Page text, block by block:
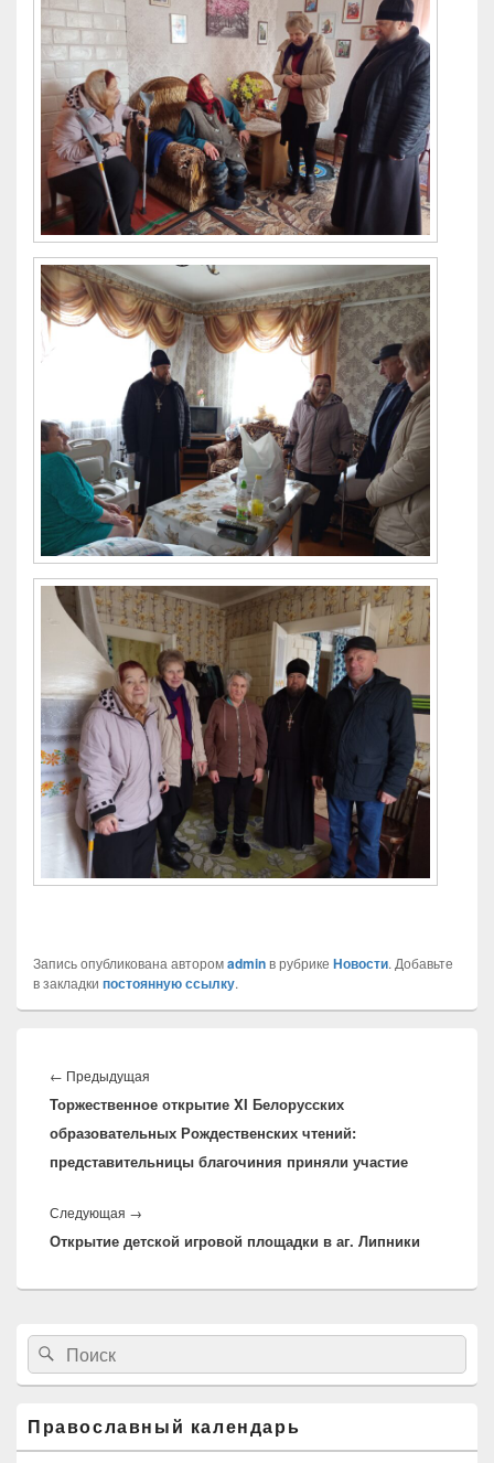
Запись опубликована авторомadminв рубрике Новости. Добавьте
в закладки постоянную ссылку.
по
записям
← Предыдущая
запись:
Торжественное открытие XI Белорусских
образовательных Рождественских чтений:
представительницы благочиния приняли участие
Следующая →
запись:
Открытие детской игровой площадки в аг. Липники
Область
основной
боковой
панели
Найти:Поиск
Православный календарь